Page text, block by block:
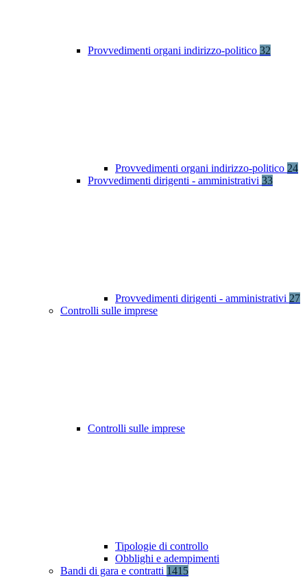
Provvedimenti organi indirizzo-politico 32
Provvedimenti organi indirizzo-politico 24
Provvedimenti dirigenti - amministrativi 33
Provvedimenti dirigenti - amministrativi 27
Controlli sulle imprese
Controlli sulle imprese
Tipologie di controllo
Obblighi e adempimenti
Bandi di gara e contratti 1415